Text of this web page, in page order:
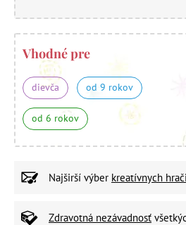
Vhodné pre
dievča od 9 rokov
od 6 rokov
Najširší výber kreatívnych
Zdravotná nezávadnosť